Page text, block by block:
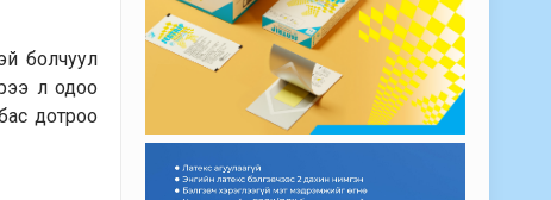
болчуул
л одоо
дотроо